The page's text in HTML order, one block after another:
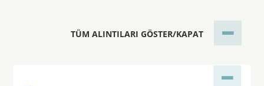
TÜM ALINTILARI GÖSTER/KAPAT